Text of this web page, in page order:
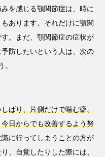
を感じる顎関節症は、時に
あります。それだけに顎関
。まだ、顎関節症の症状が
防したいという人は、次の
。
ばり、片側だけで噛む癖、
日からでも改善するよう努
に行ってしまうことの方が
、自覚したりした際には、